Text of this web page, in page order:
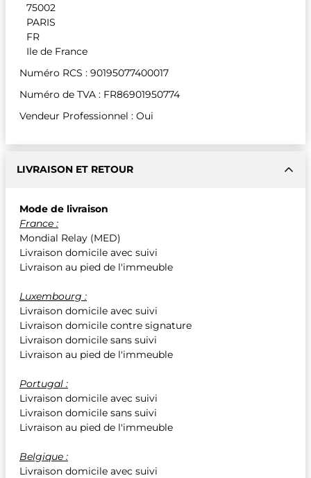
75002
PARIS
FR
Ile de France
Numéro RCS : 90195077400017
Numéro de TVA : FR86901950774
Vendeur Professionnel : Oui
LIVRAISON ET RETOUR
Mode de livraison
France :
Mondial Relay (MED)
Livraison domicile avec suivi
Livraison au pied de l'immeuble
Luxembourg :
Livraison domicile avec suivi
Livraison domicile contre signature
Livraison domicile sans suivi
Livraison au pied de l'immeuble
Portugal :
Livraison domicile avec suivi
Livraison domicile sans suivi
Livraison au pied de l'immeuble
Belgique :
Livraison domicile avec suivi